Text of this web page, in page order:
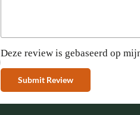
Deze review is gebaseerd op
Submit Review